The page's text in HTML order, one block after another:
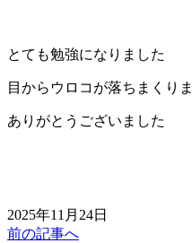
とても勉強になりました
目からウロコが落ちまくり
ありがとうございました
2025年11月24日
前の記事へ